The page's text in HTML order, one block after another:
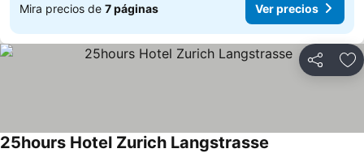
Mira precios de 7 páginas Ver precios
Compartir
25hours Hotel Zurich Langstrasse